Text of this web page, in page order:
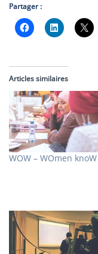
Partager :
Articles similaires
WOW – WOmen knoW